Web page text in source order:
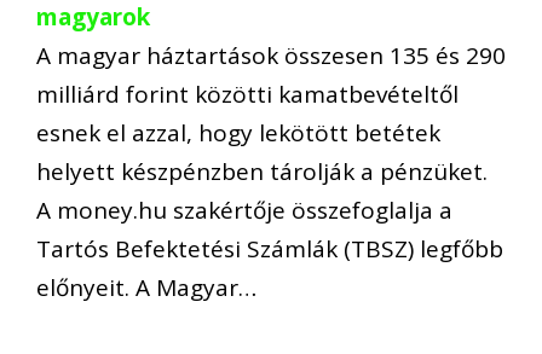
magyarok
A magyar háztartások összesen 135 és 290
milliárd forint közötti kamatbevételtől
esnek el azzal, hogy lekötött betétek
helyett készpénzben tárolják a pénzüket.
A money.hu szakértője összefoglalja a
Tartós Befektetési Számlák (TBSZ) legfőbb
előnyeit. A Magyar…